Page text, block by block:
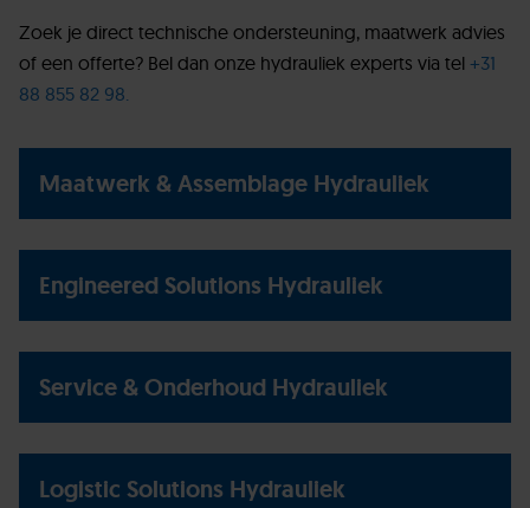
Zoek je direct technische ondersteuning, maatwerk advies
of een offerte? Bel dan onze hydrauliek experts via tel +31
88 855 82 98.
Maatwerk & Assemblage Hydrauliek
Engineered Solutions Hydrauliek
Service & Onderhoud Hydrauliek
Logistic Solutions Hydrauliek